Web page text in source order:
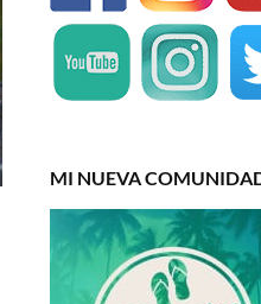
MI NUEVA